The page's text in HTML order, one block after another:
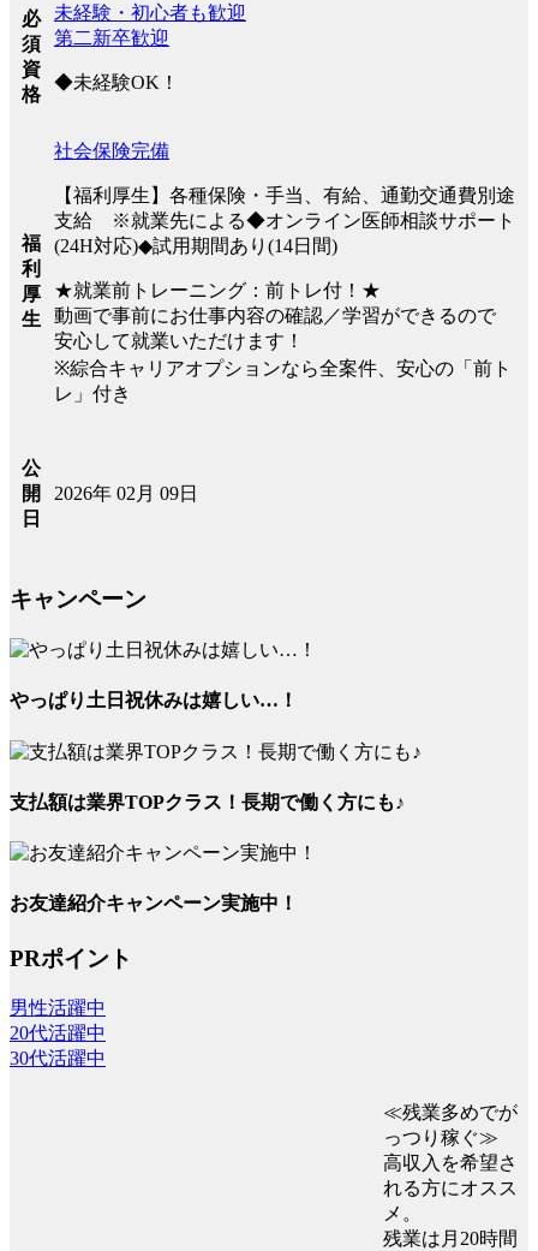
必
須
資
格
未経験・初心者も歓迎
第二新卒歓迎
◆未経験OK！
福
利
厚
生
社会保険完備
【福利厚生】各種保険・手当、有給、通勤交通費別途
支給 ※就業先による◆オンライン医師相談サポート
(24H対応)◆試用期間あり(14日間)
★就業前トレーニング：前トレ付！★
動画で事前にお仕事内容の確認／学習ができるので
安心して就業いただけます！
※綜合キャリアオプションなら全案件、安心の「前ト
レ」付き
公
開
日
2026年 02月 09日
キャンペーン
やっぱり土日祝休みは嬉しい…！
支払額は業界TOPクラス！長期で働く方にも♪
お友達紹介キャンペーン実施中！
PRポイント
男性活躍中
20代活躍中
30代活躍中
≪残業多めでが
っつり稼ぐ≫
高収入を希望さ
れる方にオスス
メ。
残業は月20時間